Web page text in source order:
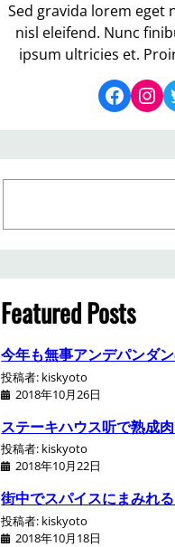
Sed gravida lorem eget
nisl eleifend. Nunc
ipsum ultricies et.
Facebook Instagram
a
r
c
h
Featured Posts
今年も無事アンデパンダ
投稿者: kiskyoto
2018年10月26日
ステーキハウス听で熟成
投稿者: kiskyoto
2018年10月22日
街中でスパイスにまみれ
投稿者: kiskyoto
2018年10月18日